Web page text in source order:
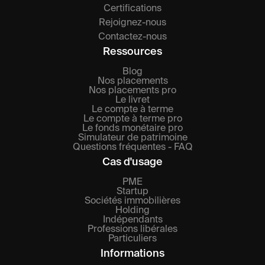
Certifications
Rejoignez-nous
Contactez-nous
Ressources
Blog
Nos placements
Nos placements pro
Le livret
Le compte à terme
Le compte à terme pro
Le fonds monétaire pro
Simulateur de patrimoine
Questions fréquentes - FAQ
Cas d'usage
PME
Startup
Sociétés immobilières
Holding
Indépendants
Professions libérales
Particuliers
Informations